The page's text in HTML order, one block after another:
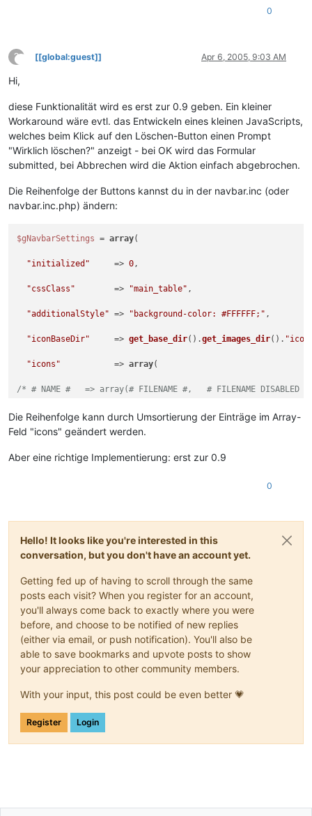
0
?
This user is from outside of this forum
[[global:guest]] Apr 6, 2005, 9:03 AM
Hi,
diese Funktionalität wird es erst zur 0.9 geben. Ein kleiner
Workaround wäre evtl. das Entwickeln eines kleinen JavaScripts,
welches beim Klick auf den Löschen-Button einen Prompt
"Wirklich löschen?" anzeigt - bei OK wird das Formular
submitted, bei Abbrechen wird die Aktion einfach abgebrochen.
Die Reihenfolge der Buttons kannst du in der navbar.inc (oder
navbar.inc.php) ändern:
$gNavbarSettings = array(
"initialized"
     =>
0,
"cssClass"
        =>
"main_table" ,
"additionalStyle" => "background-color: #FFFFFF;" ,
"iconBaseDir"
     =>
get_base_dir().get_images_dir().
"icons"
           =>
array(
/* # NAME #   => array(# FILENAME #,   # FILENAME
"new"
      =>
array("new.gif", "new_d.gif"
     =>
"edit"
     =>
array ( "edit.gif" ,
"delete"
   =>
array("delete.gif" , "delete_d.gif"
"refresh"
  =>
array "refresh.gif" "refresh_d.gif"
"stack"
    =>
array("undo.gif" , "undo_d.gif"
"previous" => array("previous.gif", "previous_d.gif"
"next"
     =>
array("next.gif", "next_d.gif"
  )
);
Die Reihenfolge kann durch Umsortierung der Einträge im Array-
Feld "icons" geändert werden.
Aber eine richtige Implementierung: erst zur 0.9
0
Hello! It looks like you're interested in this
conversation, but you don't have an account yet.
Getting fed up of having to scroll through the same
posts each visit? When you register for an account,
you'll always come back to exactly where you were
before, and choose to be notified of new replies
(either via email, or push notification). You'll also be
able to save bookmarks and upvote posts to show
your appreciation to other community members.
With your input, this post could be even better 💗
Register Login